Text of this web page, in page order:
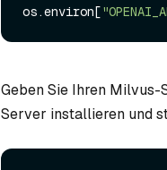
os.environ[
Geben Sie Ihren Milvus-
Server installieren und